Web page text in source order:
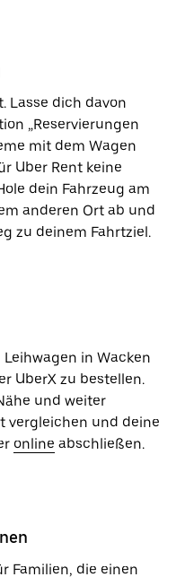
Lasse dich davon
„Reservierungen
mit dem Wagen
Uber Rent keine
dein Fahrzeug am
anderen Ort ab und
zu deinem Fahrtziel.
in Wacken
UberX zu bestellen.
und weiter
vergleichen und deine
online abschließen.
Familien, die einen